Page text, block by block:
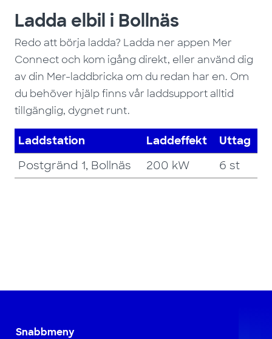
Ladda elbil i Bollnäs
Redo att börja ladda? Ladda ner appen Mer
Connect och kom igång direkt, eller använd dig
av din Mer-laddbricka om du redan har en. Om
du behöver hjälp finns vår laddsupport alltid
tillgänglig, dygnet runt.
Laddstation Laddeffekt
Uttag
Postgränd 1, Bollnäs
200 kW 6 st
Snabbmeny